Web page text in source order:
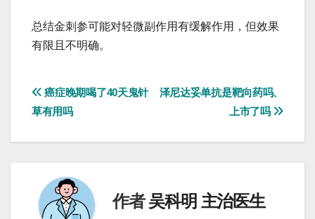
总结金刺参可能对轻微副作用有缓解作用，但效果
有限且不明确。
文
章
航
泽尼达妥单抗是靶向药吗、
上市了吗
癌症晚期喝了40天鬼针
草有用吗
作者吴科明 主治医生